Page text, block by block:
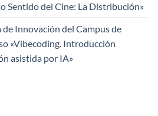
Sentido del Cine: La Distribución»
de Innovación del Campus de
«Vibecoding. Introducción
asistida por IA»